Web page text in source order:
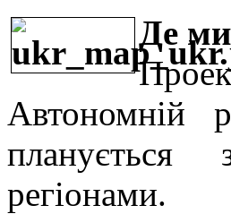
Де
Автономній
планується
регіонами.